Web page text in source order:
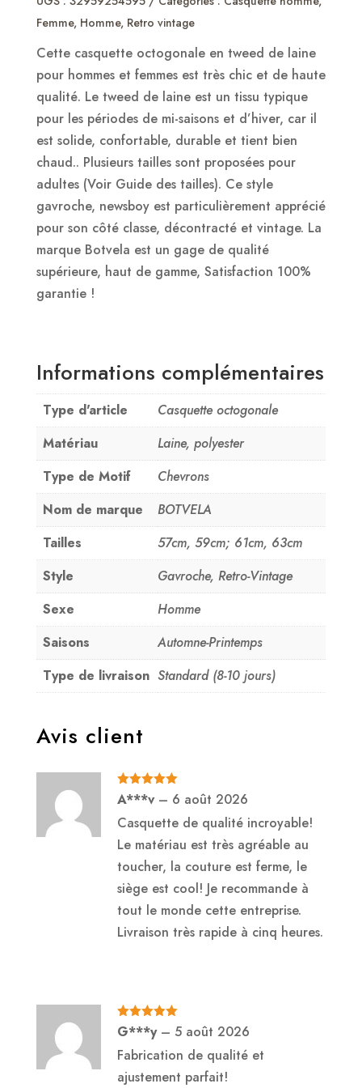
Femme, Homme, Retro vintage
Cette casquette octogonale en tweed de laine
pour hommes et femmes est très chic et de haute
qualité. Le tweed de laine est un tissu typique
pour les périodes de mi-saisons et d’hiver, car il
est solide, confortable, durable et tient bien
chaud.. Plusieurs tailles sont proposées pour
adultes (Voir Guide des tailles). Ce style
gavroche, newsboy est particulièrement apprécié
pour son côté classe, décontracté et vintage. La
marque Botvela est un gage de qualité
supérieure, haut de gamme, Satisfaction 100%
garantie !
Informations complémentaires
Type d'article
Casquette octogonale
Matériau
Laine, polyester
Type de Motif
Chevrons
Nom de marque
BOTVELA
Tailles
57cm, 59cm; 61cm, 63cm
Style
Gavroche, Retro-Vintage
Sexe
Homme
Saisons
Automne-Printemps
Type de livraison Standard (8-10 jours)
Avis client
Note5sur
5A***v – 6 août 2026
Casquette de qualité incroyable!
Le matériau est très agréable au
toucher, la couture est ferme, le
siège est cool! Je recommande à
tout le monde cette entreprise.
Livraison très rapide à cinq heures.
Note5sur
5
G***y – 5 août 2026
Fabrication de qualité et
ajustement parfait!